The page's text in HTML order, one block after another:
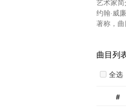
艺术家简
约翰·威
著称，
曲目列
全选
#